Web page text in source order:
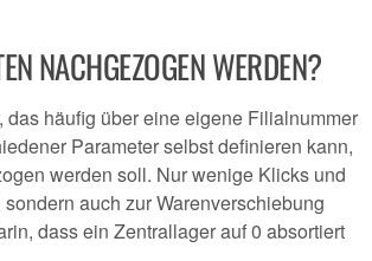
NACHGEZOGEN WERDEN?
häufig über eine eigene Filialnummer
Parameter selbst definieren kann,
werden soll. Nur wenige Klicks und
auch zur Warenverschiebung
dass ein Zentrallager auf 0 absortiert